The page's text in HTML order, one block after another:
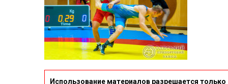
Использование материалов разрешается